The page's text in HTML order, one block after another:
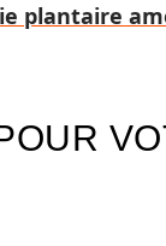
plantaire